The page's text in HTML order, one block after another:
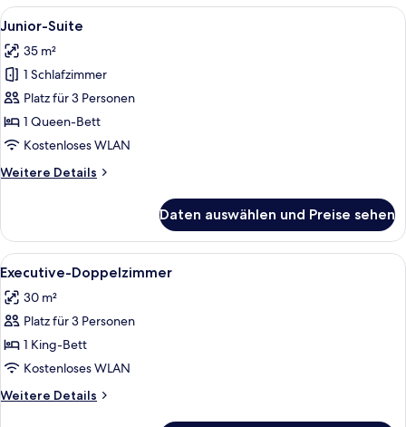
Alle
Fotos
für
Junior-
Suite
anzeigen
Junior-Suite | Minibar, Zimmersafe,
4
Junior-Suite
35 m²
1 Schlafzimmer
Platz für 3 Personen
1 Queen-Bett
Kostenloses WLAN
Weitere Details
Weitere
Suite
Daten auswählen und Preise sehen
Alle
Fotos
für
Executive-
Doppelzimmer
anzeigen
Ein modernes Hotelzimmer mit
5
Executive-Doppelzimmer
30 m²
Platz für 3 Personen
1 King-Bett
Kostenloses WLAN
Weitere Details
Weitere